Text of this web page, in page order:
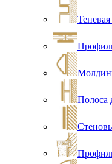
Теневая
Полоса